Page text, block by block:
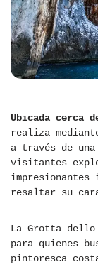
Ubicada cerca
realiza
a través de
visitantes
resaltar su
La Grotta dello
para quienes
pintoresca